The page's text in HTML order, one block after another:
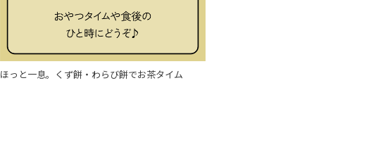
ほっと一息。くず餅・わらび餅でお茶タイム